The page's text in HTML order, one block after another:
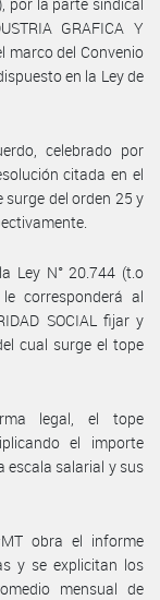
GRAFICA Y
marco del Convenio
en la Ley de
celebrado por
citada en el
del orden 25 y
Ley N° 20.744 (t.o
corresponderá al
SOCIAL fijar y
cual surge el tope
legal, el tope
el importe
escala salarial y sus
obra el informe
y se explicitan los
mensual de